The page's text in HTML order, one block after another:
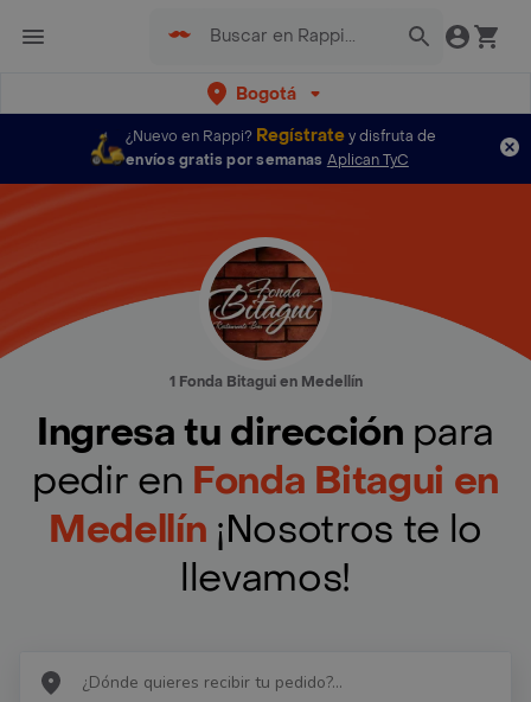
Bogotá
¿Nuevo en Rappi? Regístratey disfruta de
envíos gratis por semanas Aplican TyC
1 Fonda Bitagui en Medellín
Ingresa tu dirección para
pedir en Fonda Bitagui en
Medellín ¡Nosotros te lo
llevamos!